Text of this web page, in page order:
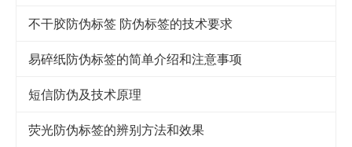
不干胶防伪标签 防伪标签的技术要求
易碎纸防伪标签的简单介绍和注意事项
短信防伪及技术原理
荧光防伪标签的辨别方法和效果